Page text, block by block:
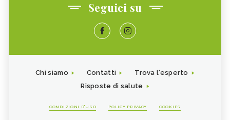
Seguici su
Chi siamo Contatti
Trova l'esperto
Risposte di salute
CONDIZIONI D'USO POLICY PRIVACY COOKIES